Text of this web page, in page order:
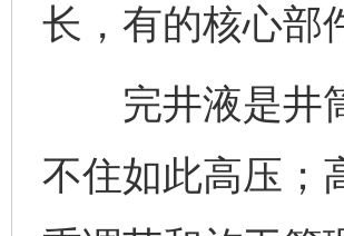
长，有的核心部
完井液是井筒
不住如此高压；